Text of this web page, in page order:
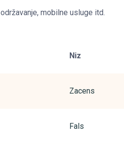
mobilne usluge itd.
Niz
Zacens
Fals